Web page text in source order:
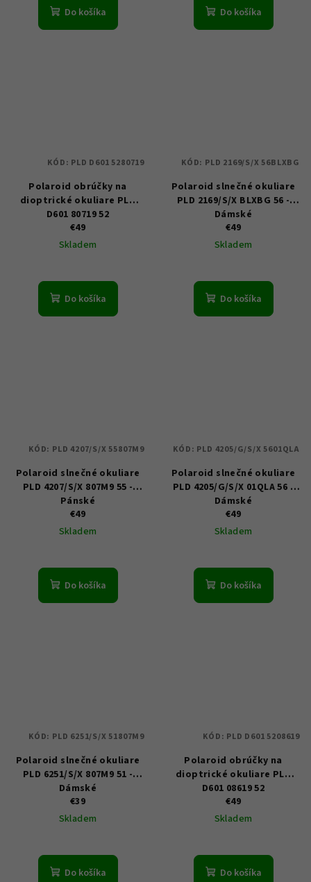
Do košíka Do košíka
Polaroid obrúčky na
dioptrické okuliare PLD
D601 80719 52
€49
Skladem
Do košíka
KÓD: PLD D601 5280719
Polaroid slnečné okuliare
PLD 2169/S/X BLXBG 56 -
Dámské
€49
Skladem
Do košíka
KÓD: PLD 2169/S/X 56BLXBG
Polaroid slnečné okuliare
PLD 4207/S/X 807M9 55 -
Pánské
€49
Skladem
Do košíka
KÓD: PLD 4207/S/X 55807M9
Polaroid slnečné okuliare
PLD 4205/G/S/X 01QLA 56 -
Dámské
€49
Skladem
Do košíka
KÓD: PLD 4205/G/S/X 5601QLA
Polaroid slnečné okuliare
PLD 6251/S/X 807M9 51 -
Dámské
€39
Skladem
Do košíka
KÓD: PLD 6251/S/X 51807M9
Polaroid obrúčky na
dioptrické okuliare PLD
D601 08619 52
€49
Skladem
Do košíka
KÓD: PLD D601 5208619